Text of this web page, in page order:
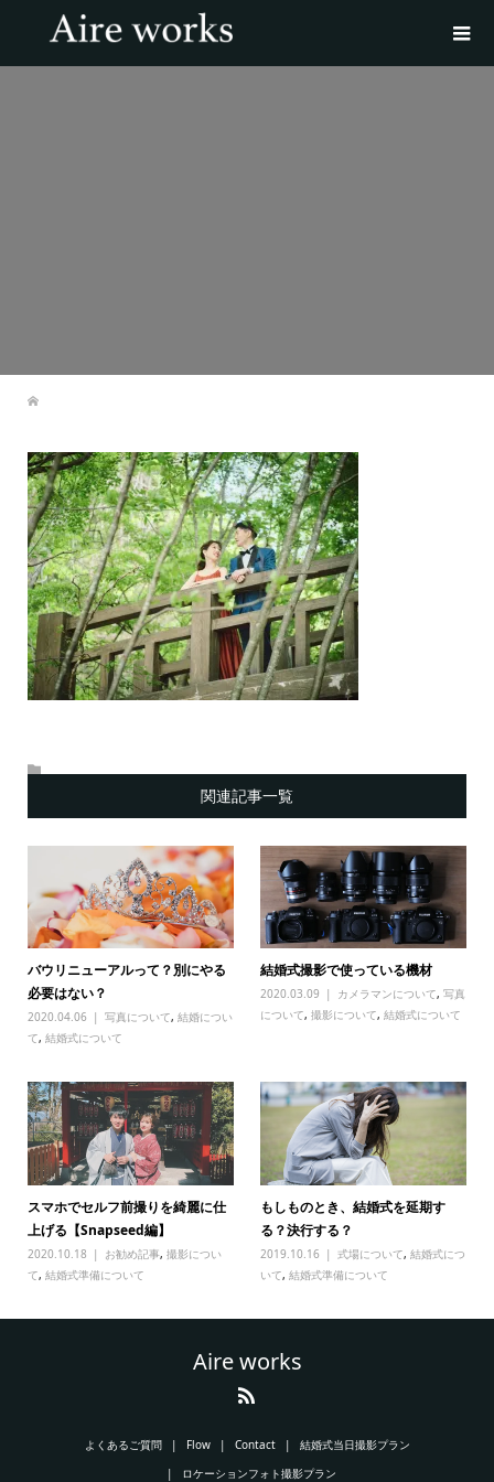
関連記事一覧
バウリニューアルって？別にやる
必要はない？
2020.04.06 写真について, 結婚につい
て, 結婚式について
結婚式撮影で使っている機材
2020.03.09 カメラマンについて,写真
について,撮影について,結婚式について
スマホでセルフ前撮りを綺麗に仕
上げる【Snapseed編】
2020.10.18 お勧め記事, 撮影につい
て, 結婚式準備について
もしものとき、結婚式を延期す
る？決行する？
2019.10.16 式場について,結婚式につ
いて,結婚式準備について
Aire works
よくあるご質問 Flow Contact
結婚式当日撮影プラン
ロケーションフォト撮影プラン